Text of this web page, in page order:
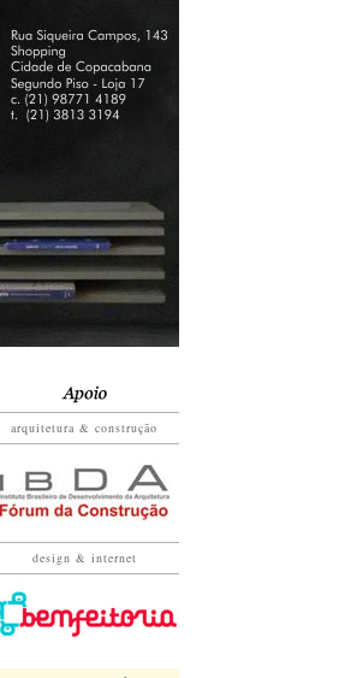
arquitetura & construção
design & internet